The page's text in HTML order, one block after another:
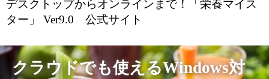
デスクトップからオンラインまで！「栄養マイス
ター」 Ver9.0 公式サイト
クラウドでも使えるWindows対